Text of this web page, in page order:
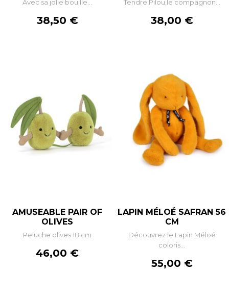
Avec sa jolie bouille...
Prix
38,50 €
Tendre Pilou,le compagnon...
Prix
38,00 €
AMUSEABLE PAIR OF
OLIVES
Peluche olives 18 cm
Prix
46,00 €
LAPIN MÉLOÉ SAFRAN 56
CM
Découvrez le Lapin Méloé
coloris...
Prix
55,00 €